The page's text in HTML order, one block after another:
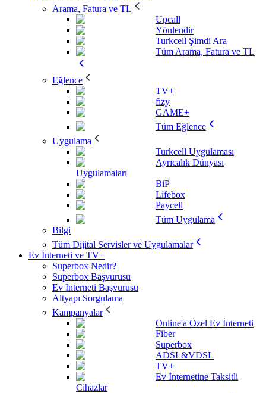
Arama, Fatura ve TL
Upcall
Yönlendir
Turkcell Şimdi Ara
Tüm Arama, Fatura ve TL
Eğlence
TV+
fizy
GAME+
Tüm Eğlence
Uygulama
Turkcell Uygulaması
Ayrıcalık Dünyası
Uygulamaları
BiP
Lifebox
Paycell
Tüm Uygulama
Bilgi
Tüm Dijital Servisler ve Uygulamalar
Ev İnterneti ve TV+
Superbox Nedir?
Superbox Başvurusu
Ev İnterneti Başvurusu
Altyapı Sorgulama
Kampanyalar
Online'a Özel Ev İnterneti
Fiber
Superbox
ADSL&VDSL
TV+
Ev İnternetine Taksitli
Cihazlar